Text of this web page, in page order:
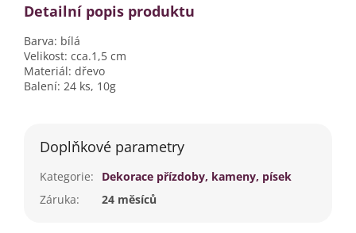
Detailní popis produktu
Barva: bílá
Velikost: cca.1,5 cm
Materiál: dřevo
Balení: 24 ks, 10g
Doplňkové parametry
Kategorie:
Dekorace přízdoby, kameny, písek
Záruka: 24 měsíců